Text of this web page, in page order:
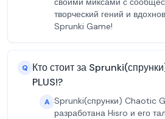
творческий гений и
Sprunki Game!
Q Кто стоит за
PLUS!?
A Sprunki(спрунки) Chaotic
разработана Hisro и его